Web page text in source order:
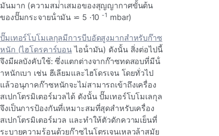
มันมาก (ความสม่ําเสมอของสุญญากาศขั้นต้น
ของปั๊มกระจายน้ํามัน ⋍ 5 ·10 -1 mbar)
ปั๊มเทอร์โบโมเลกุลมีการบีบอัดสูงมากสําหรับก๊าซ
หนัก (ไฮโดรคาร์บอน ไอน้ํามัน) ดังนั้น สิ่งต่อไปนี้
จึงมีผลบังคับใช้: ซึ่งแตกต่างจากก๊าซทดสอบที่มีน้ํ
าหนักเบา เช่น ฮีเลียมและไฮโดรเจน โดยทั่วไป
แล้วอนุภาคก๊าซหนักจะไม่สามารถเข้าถึงเครื่อง
สเปกโตรมิเตอร์มวลได้ ดังนั้น ปั๊มเทอร์โบโมเลกุล
จึงเป็นการป้องกันที่เหมาะสมที่สุดสําหรับเครื่อง
สเปกโตรมิเตอร์มวล และทําให้ตัวดักความเย็นที่
ระบายความร้อนด้วยก๊าซไนโตรเจนเหลวล้าสมัย